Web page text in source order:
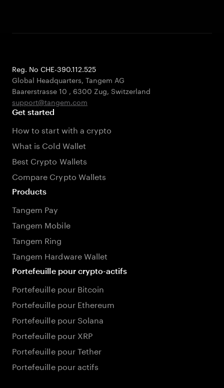
Reg. No CHE-390.112.525
Global Headquarters, Tangem AG
Baarerstrasse 10 , 6300 Zug, Switzerland
support@tangem.com
Get started
How to start with a crypto
What is Cold Wallet
Best Crypto Wallets
Compare Crypto Wallets
Products
Tangem Pay
Tangem Mobile
Tangem Ring
Tangem Hardware Wallet
Portefeuille pour crypto-actifs
Portefeuille pour Bitcoin
Portefeuille pour Ethereum
Portefeuille pour Solana
Portefeuille pour XRP
Portefeuille pour Tether
Portefeuille pour actifs